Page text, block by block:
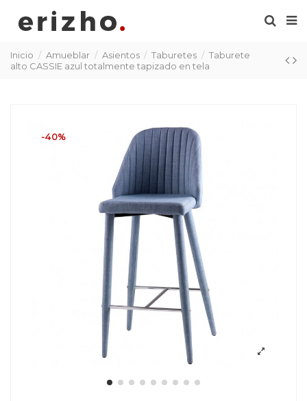
Inicio Amueblar Asientos Taburetes
Taburete
alto CASSIE azul totalmente tapizado en tela
-40%